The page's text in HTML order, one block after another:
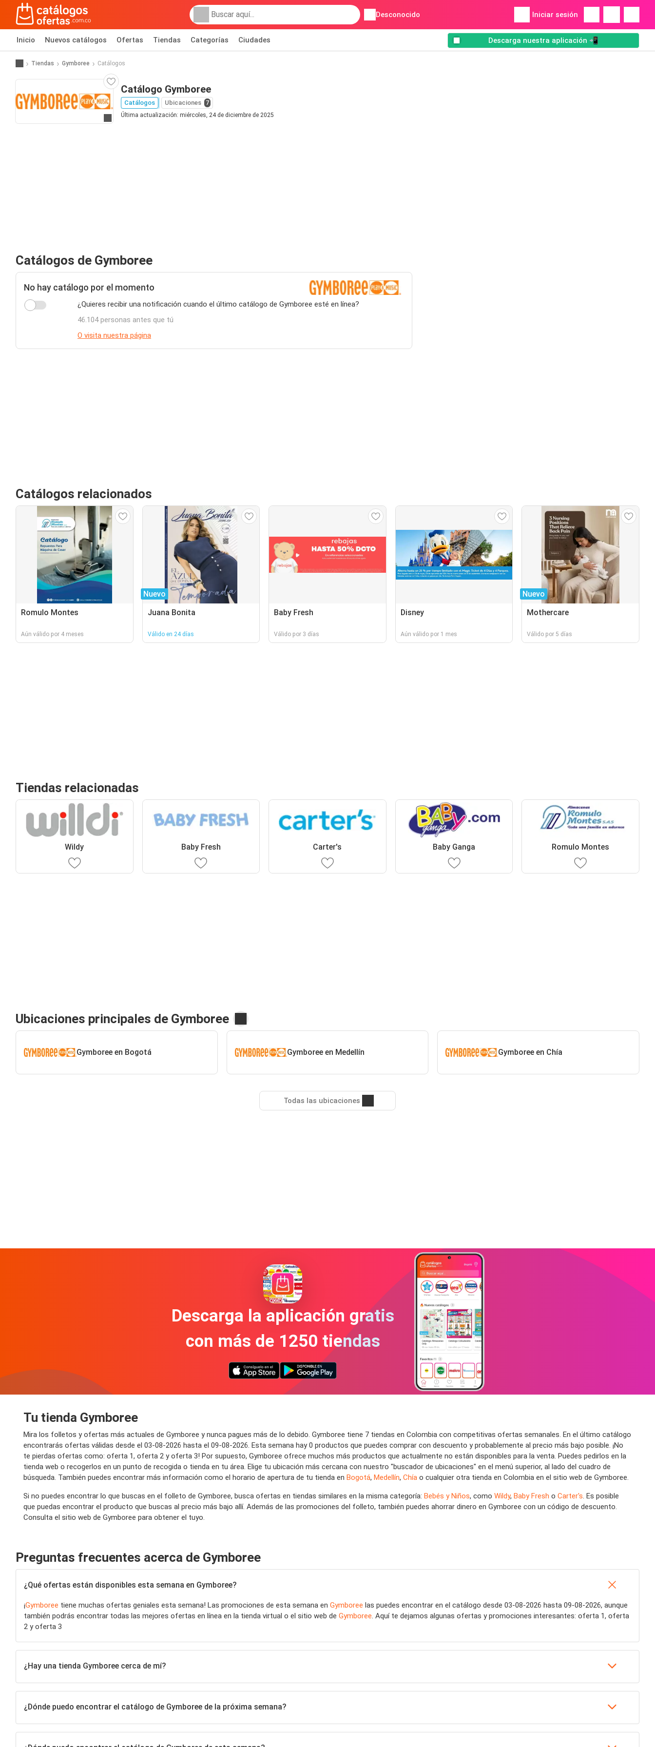
Desconocido Iniciar sesión
Inicio Nuevos catálogos Ofertas Tiendas Categorías Ciudades Descarga nuestra aplicación 📲
Tiendas Gymboree Catálogos
Ir al sitio
Catálogo Gymboree
Catálogos Ubicaciones 7
Última actualización: miércoles, 24 de diciembre de 2025
Catálogos de Gymboree
No hay catálogo por el momento
¿Quieres recibir una notificación cuando el último catálogo de Gymboree esté en línea?
46.104 personas antes que tú
O visita nuestra página
Catálogos relacionados
Romulo Montes
Aún válido por 4 meses
Nuevo
Juana Bonita
Válido en 24 días
Baby Fresh
Válido por 3 días
Disney
Aún válido por 1 mes
Nuevo
Mothercare
Válido por 5 días
Tiendas relacionadas
Wildy Baby Fresh Carter's Baby Ganga Romulo Montes
Ubicaciones principales de Gymboree
Gymboree en Bogotá Gymboree en Medellín Gymboree en Chía
Todas las ubicaciones
Descarga la aplicación gratis
con más de 1250 tiendas
Tu tienda Gymboree
Mira los folletos y ofertas más actuales de Gymboree y nunca pagues más de lo debido. Gymboree tiene 7 tiendas en Colombia con competitivas ofertas semanales. En el último catálogo
encontrarás ofertas válidas desde el 03-08-2026 hasta el 09-08-2026. Esta semana hay 0 productos que puedes comprar con descuento y probablemente al precio más bajo posible. ¡No
te pierdas ofertas como: oferta 1, oferta 2 y oferta 3! Por supuesto, Gymboree ofrece muchos más productos que actualmente no están disponibles para la venta. Puedes pedirlos en la
tienda web o recogerlos en un punto de recogida o tienda en tu área. Elige tu ubicación más cercana con nuestro "buscador de ubicaciones" en el menú superior, al lado del cuadro de
búsqueda. También puedes encontrar más información como el horario de apertura de tu tienda en Bogotá, Medellín, Chía o cualquier otra tienda en Colombia en el sitio web de Gymboree.
Si no puedes encontrar lo que buscas en el folleto de Gymboree, busca ofertas en tiendas similares en la misma categoría: Bebés y Niños, como Wildy, Baby Fresh o Carter's. Es posible
que puedas encontrar el producto que buscas al precio más bajo allí. Además de las promociones del folleto, también puedes ahorrar dinero en Gymboree con un código de descuento.
Consulta el sitio web de Gymboree para obtener el tuyo.
Preguntas frecuentes acerca de Gymboree
¿Qué ofertas están disponibles esta semana en Gymboree?
¡Gymboree tiene muchas ofertas geniales esta semana! Las promociones de esta semana en Gymboree las puedes encontrar en el catálogo desde 03-08-2026 hasta 09-08-2026, aunque
también podrás encontrar todas las mejores ofertas en línea en la tienda virtual o el sitio web de Gymboree. Aquí te dejamos algunas ofertas y promociones interesantes: oferta 1, oferta
2 y oferta 3
¿Hay una tienda Gymboree cerca de mí?
¿Dónde puedo encontrar el catálogo de Gymboree de la próxima semana?